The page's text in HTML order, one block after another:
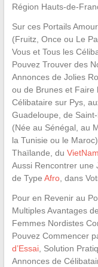
Région Hauts-de-
Sur ces Portails
(Fruitz, Once ou Le
Vous et Tous les
Pouvez Trouver des
Annonces de Jolies
ou de Brunes et Faire
Célibataire sur Pys,
Guadeloupe, de
(Née au Sénégal, au
la Tunisie ou le
Thaïlande, du VietNam
Aussi Rencontrer une
de Type Afro, dans
Pour en Revenir au
Multiples Avantages
Femmes Nordistes
Pouvez Commencer
d’Essai, Solution
Annonces de